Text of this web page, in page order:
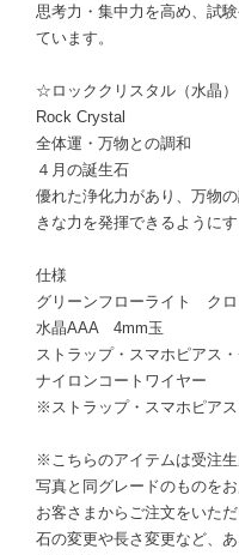
思考力・集中力を高め、試
ています。
☆ロッククリスタル（水晶）
Rock Crystal
全体運・万物との調和
４月の誕生石
優れた浄化力があり、万物
きな力を発揮できるように
仕様
グリーンフローライト クロ
水晶AAA 4mm玉
ストラップ・スマホピアス
ナイロンコートワイヤー
※ストラップ・スマホピアス
※こちらのアイテムは受注生
写真と同グレードのものをお
お客さまからご注文をいた
石の変更や長さ変更など、